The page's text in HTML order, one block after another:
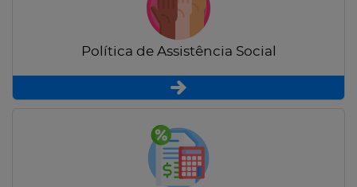
Política de Assistência Social